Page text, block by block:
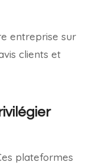
entreprise sur
clients et
plateformes